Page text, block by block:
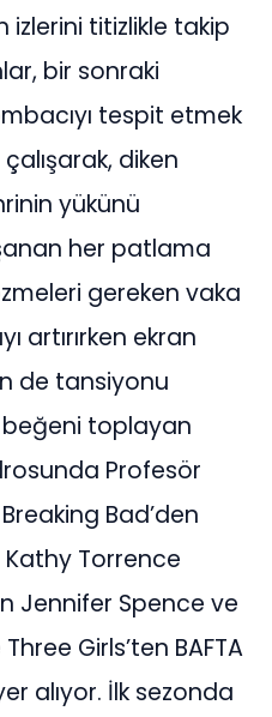
izlerini titizlikle takip
bir sonraki
tespit etmek
diken
yükünü
her patlama
gereken vaka
artırırken ekran
de tansiyonu
beğeni toplayan
Profesör
Bad’den
Kathy Torrence
Jennifer Spence ve
Girls’ten BAFTA
alıyor. İlk sezonda